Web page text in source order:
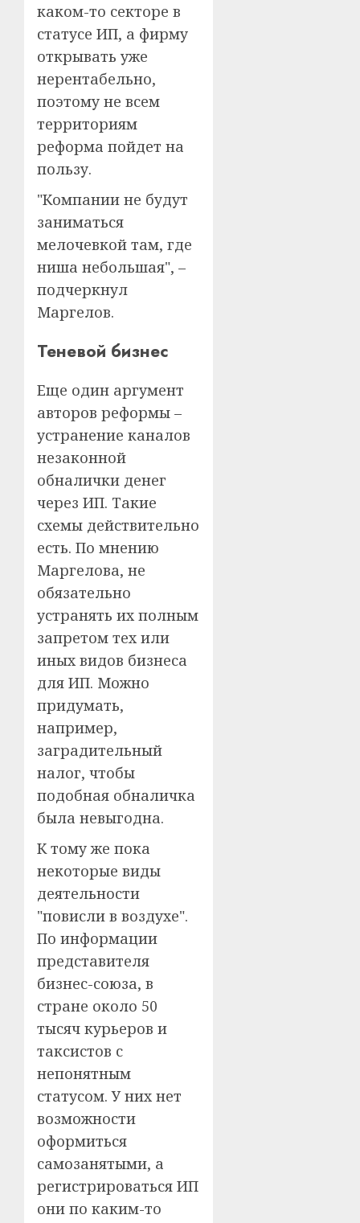
каком-то секторе в
статусе ИП, а фирму
открывать уже
нерентабельно,
поэтому не всем
территориям
реформа пойдет на
пользу.
"Компании не будут
заниматься
мелочевкой там, где
ниша небольшая", –
подчеркнул
Маргелов.
Теневой бизнес
Еще один аргумент
авторов реформы –
устранение каналов
незаконной
обналички денег
через ИП. Такие
схемы действительно
есть. По мнению
Маргелова, не
обязательно
устранять их полным
запретом тех или
иных видов бизнеса
для ИП. Можно
придумать,
например,
заградительный
налог, чтобы
подобная обналичка
была невыгодна.
К тому же пока
некоторые виды
деятельности
"повисли в воздухе".
По информации
представителя
бизнес-союза, в
стране около 50
тысяч курьеров и
таксистов с
непонятным
статусом. У них нет
возможности
оформиться
самозанятыми, а
регистрироваться ИП
они по каким-то